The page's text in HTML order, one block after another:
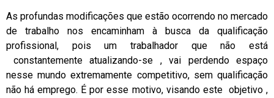
As profundas modificações que estão ocorrendo no mercado
de trabalho nos encaminham à busca da qualificação
profissional, pois um trabalhador que não está
constantemente atualizando-se , vai perdendo espaço
nesse mundo extremamente competitivo, sem qualificação
não há emprego. É por esse motivo, visando este objetivo ,